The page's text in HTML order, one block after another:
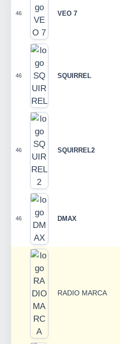
46 VEO 7
46 SQUIRREL
46 SQUIRREL2
46 DMAX
RADIO MARCA